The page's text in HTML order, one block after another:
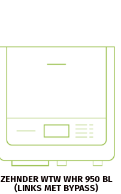
ZEHNDER WTW WHR 950 BL
(LINKS MET BYPASS)